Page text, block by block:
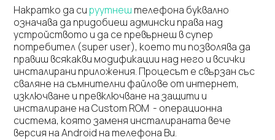
Накратко да си руутнеш телефона буквално
означава да придобиеш админски права над
устройството и да се превърнеш в супер
потребител (super user), което ти позволява да
правиш всякакви модификации над него и всички
инсталирани приложения. Процесът е свързан със
сваляне на съмнителни файлове от интернет,
изключване и превключване на защити и
инсталиране на Custom ROM - операционна
система, която заменя инсталираната вече
версия на Android на телефона Ви.